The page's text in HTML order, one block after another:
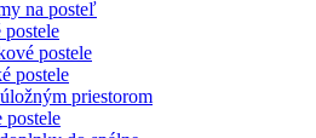
na posteľ
postele
postele
postele
priestorom
postele